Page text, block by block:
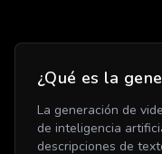
¿Qué es la
La generación de
de inteligencia
descripciones de